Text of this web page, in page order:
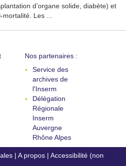
d’organe solide, diabète) et
Les ...
Nos partenaires :
Service des
archives de
l'Inserm
Délégation
Régionale
Inserm
Auvergne
Rhône Alpes
| A propos | Accessibilité (non